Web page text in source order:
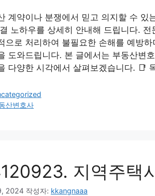
계약이나 분쟁에서 믿고 의지할 수 있
노하우를 상세히 안내해 드립니다.
으로 처리하여 불필요한 손해를 예방
도와드립니다. 본 글에서는 부동산변
다양한 시각에서 살펴보겠습니다. 📑
산변호사
지역주택
2024 작성자: kkangnaaa